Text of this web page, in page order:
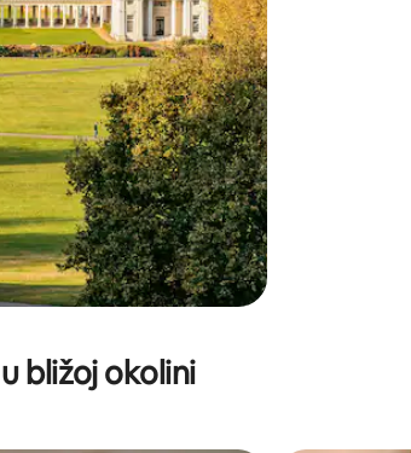
bližoj okolini